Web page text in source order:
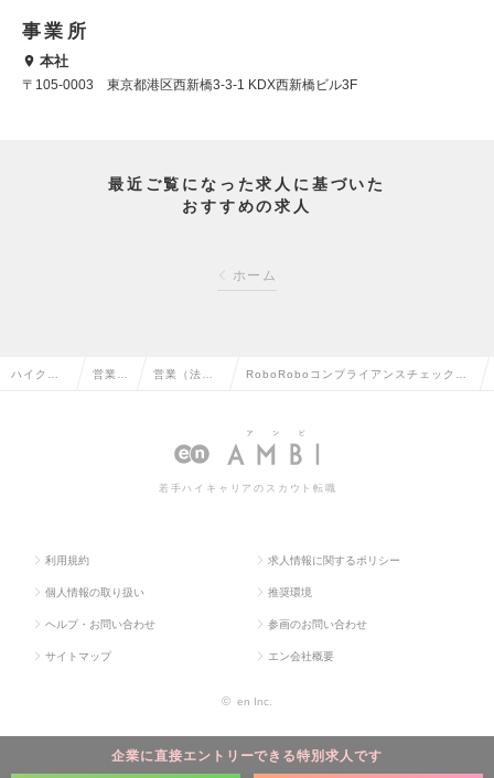
事業所
本社
〒105-0003 東京都港区西新橋3-3-1 KDX西新橋ビル3F
最近ご覧になった求人に基づいた
おすすめの求人
ホーム
企業に直接エントリーできる特別求人です
ハイクラ 営業系 営業（法人 RoboRoboコンプライアンスチェック事
若手ハイキャリアのスカウト転職
利用規約 求人情報に関するポリシー
個人情報の取り扱い 推奨環境
ヘルプ・お問い合わせ 参画のお問い合わせ
サイトマップ エン会社概要
© en Inc.